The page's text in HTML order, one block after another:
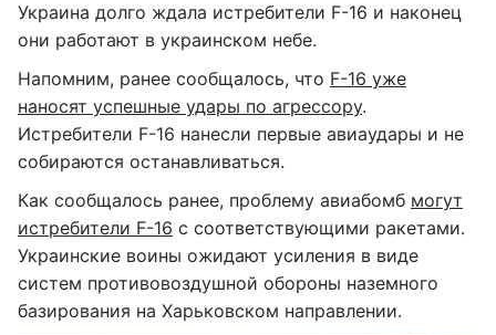
Украина долго ждала истребители F-16 и наконец
они работают в украинском небе.
Напомним, ранее сообщалось, что F-16 уже
наносят успешные удары по агрессору.
Истребители F-16 нанесли первые авиаудары и не
собираются останавливаться.
Как сообщалось ранее, проблему авиабомб могут
истребители F-16 с соответствующими ракетами.
Украинские воины ожидают усиления в виде
систем противовоздушной обороны наземного
базирования на Харьковском направлении.